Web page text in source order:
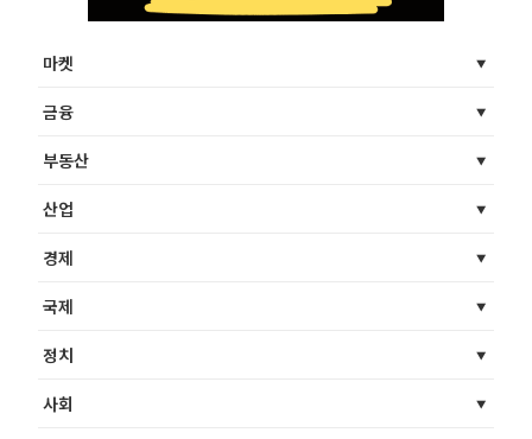
마켓
금융
부동산
산업
경제
국제
정치
사회